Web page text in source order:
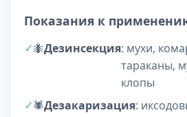
Показания к
🐜Дезинсекция: мухи,
тараканы,
клопы
🕷️Дезакаризация: